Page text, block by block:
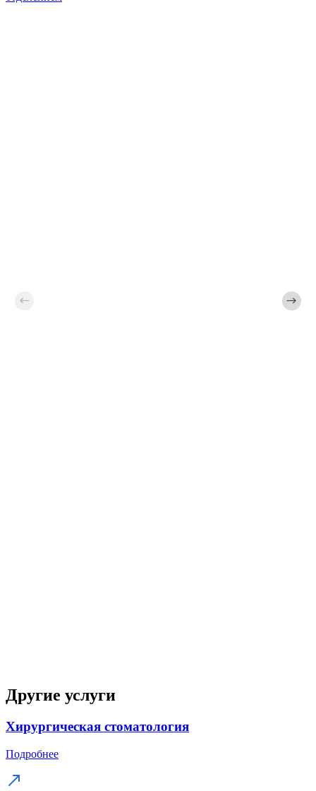
Другие услуги
Хирургическая стоматология
Подробнее